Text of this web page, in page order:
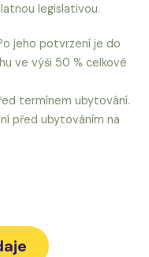
legislativou.
jeho potvrzení je do
ve výši 50 % celkové
termínem ubytování.
před ubytováním na